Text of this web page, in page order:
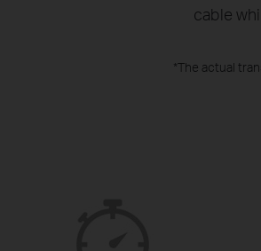
cable
*The actual